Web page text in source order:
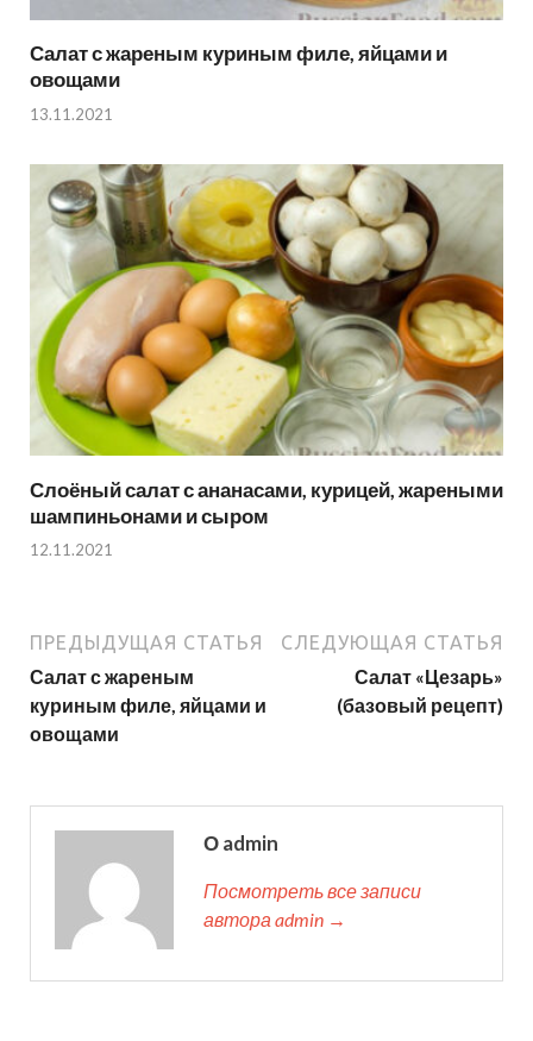
Салат с жареным куриным филе, яйцами и
овощами
13.11.2021
Слоёный салат с ананасами, курицей, жареными
шампиньонами и сыром
12.11.2021
ПРЕДЫДУЩАЯ СТАТЬЯ
Салат с жареным
куриным филе, яйцами и
овощами
СЛЕДУЮЩАЯ СТАТЬЯ
Салат «Цезарь»
(базовый рецепт)
О admin
Посмотреть все записи
автора admin →